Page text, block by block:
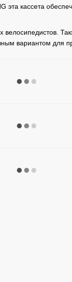
эта кассета
вариантом для